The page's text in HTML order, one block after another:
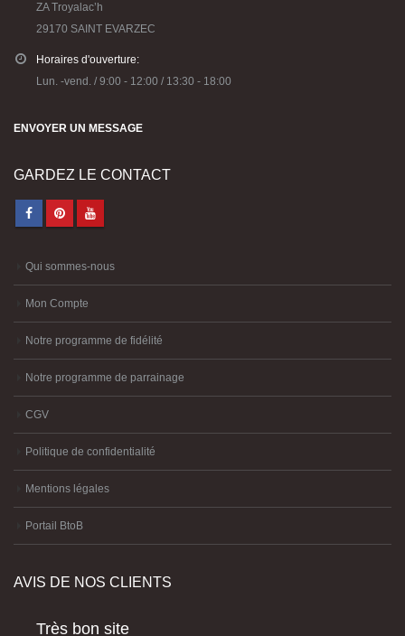
ZA Troyalac’h
29170 SAINT EVARZEC
Horaires d'ouverture:
Lun. -vend. / 9:00 - 12:00 / 13:30 - 18:00
ENVOYER UN MESSAGE
GARDEZ LE CONTACT
Qui sommes-nous
Mon Compte
Notre programme de fidélité
Notre programme de parrainage
CGV
Politique de confidentialité
Mentions légales
Portail BtoB
AVIS DE NOS CLIENTS
Très bon site